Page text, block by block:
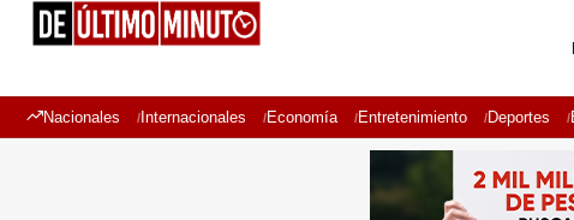
Nacionales Internacionales Economía Entretenimiento Deportes